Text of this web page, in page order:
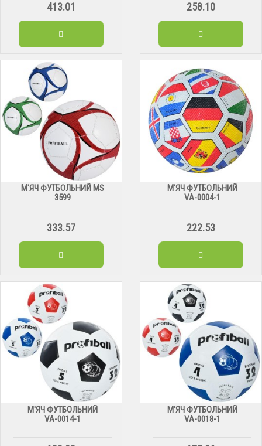
413.01 258.10
М'ЯЧ ФУТБОЛЬНИЙ MS
3599
333.57
М'ЯЧ ФУТБОЛЬНИЙ
VА-0004-1
222.53
М'ЯЧ ФУТБОЛЬНИЙ
VА-0014-1
М'ЯЧ ФУТБОЛЬНИЙ
VА-0018-1